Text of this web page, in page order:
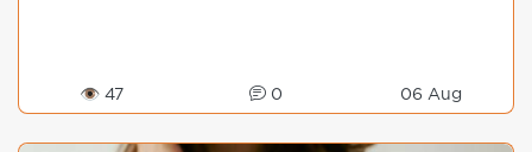
👁 47 0 06 Aug